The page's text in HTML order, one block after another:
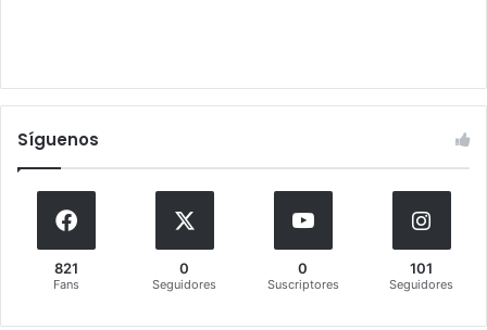
Síguenos
821
Fans
0
Seguidores
0
Suscriptores
101
Seguidores